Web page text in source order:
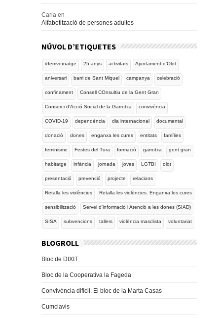
Carla en
Alfabetització de persones adultes
NÚVOL D’ETIQUETES
#femveïnatge 25 anys activitats Ajuntament d'Olot
aniversari barri de Sant Miquel campanya celebració
confinament Consell COnsultiu de la Gent Gran
Consorci d'Acció Social de la Garrotxa convivència
COVID-19 dependència dia internacional documental
donació dones enganxa les cures entitats famílies
feminisme Festes del Tura formació garrotxa gent gran
habitatge infància jornada joves LGTBI olot
presentació prevenció projecte relacions
Retalla les violències Retalla les violències. Enganxa les cures
sensibilització Servei d'informació i Atenció a les dones (SIAD)
SISA subvencions tallers violència masclista voluntariat
BLOGROLL
Bloc de DIXIT
Bloc de la Cooperativa la Fageda
Convivència difícil. El bloc de la Marta Casas
Cumclavis